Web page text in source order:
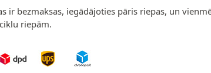
ir bezmaksas, iegādājoties pāris riepas, un
riepām.